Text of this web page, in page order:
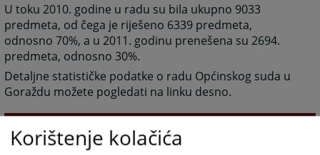
U toku 2010. godine u radu su bila ukupno 9033
predmeta, od čega je riješeno 6339 predmeta,
odnosno 70%, a u 2011. godinu prenešena su 2694.
predmeta, odnosno 30%.
Detaljne statističke podatke o radu Općinskog suda u
Goraždu možete pogledati na linku desno.
Korištenje kolačića